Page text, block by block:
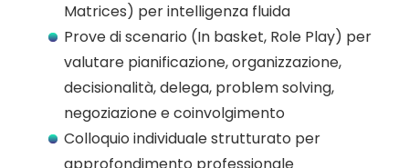
Matrices) per intelligenza fluida
Prove di scenario (In basket, Role Play) per
valutare pianificazione, organizzazione,
decisionalità, delega, problem solving,
negoziazione e coinvolgimento
Colloquio individuale strutturato per